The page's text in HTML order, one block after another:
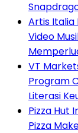
Artis Italia
Video
VT
Program
Literasi
Pizza Hut
Pizza